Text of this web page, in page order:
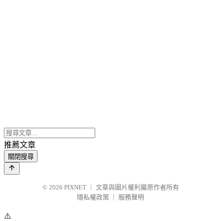
推薦文章
關閉搜尋
© 2026 PIXNET
文章與圖片權利屬原作者所有
隱私權政策
服務聲明
⚠️